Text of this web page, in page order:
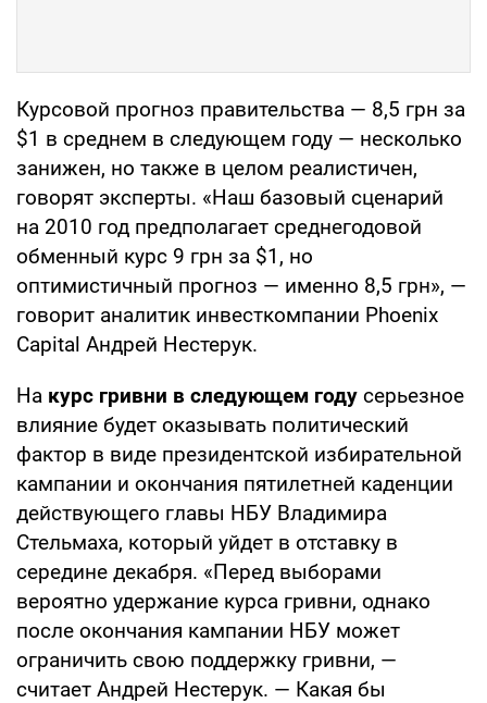
Курсовой прогноз правительства — 8,5 грн за
$1 в среднем в следующем году — несколько
занижен, но также в целом реалистичен,
говорят эксперты. «Наш базовый сценарий
на 2010 год предполагает среднегодовой
обменный курс 9 грн за $1, но
оптимистичный прогноз — именно 8,5 грн», —
говорит аналитик инвесткомпании Phoenix
Capital Андрей Нестерук.
На курс гривни в следующем году серьезное
влияние будет оказывать политический
фактор в виде президентской избирательной
кампании и окончания пятилетней каденции
действующего главы НБУ Владимира
Стельмаха, который уйдет в отставку в
середине декабря. «Перед выборами
вероятно удержание курса гривни, однако
после окончания кампании НБУ может
ограничить свою поддержку гривни, —
считает Андрей Нестерук. — Какая бы